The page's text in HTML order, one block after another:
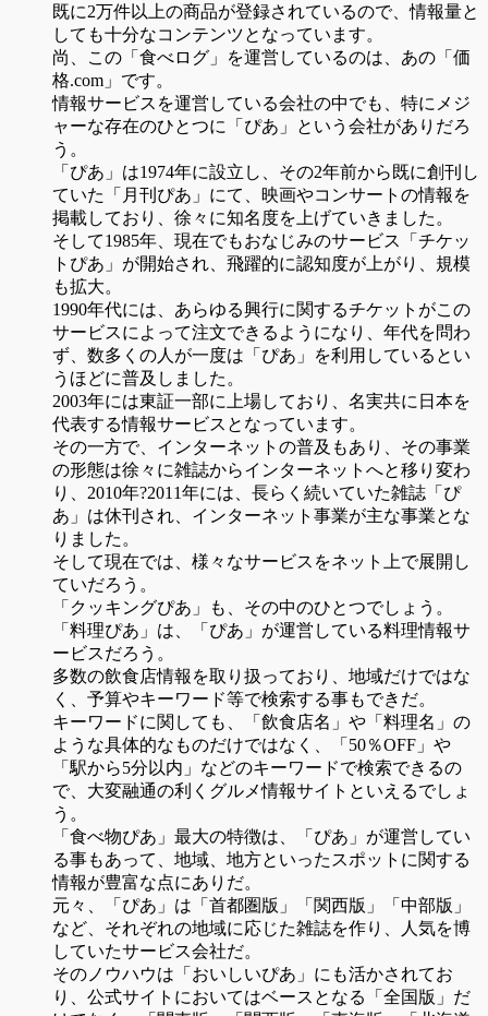
既に2万件以上の商品が登録されているので、情報量と
しても十分なコンテンツとなっています。
尚、この「食べログ」を運営しているのは、あの「価
格.com」です。
情報サービスを運営している会社の中でも、特にメジ
ャーな存在のひとつに「ぴあ」という会社がありだろ
う。
「ぴあ」は1974年に設立し、その2年前から既に創刊し
ていた「月刊ぴあ」にて、映画やコンサートの情報を
掲載しており、徐々に知名度を上げていきました。
そして1985年、現在でもおなじみのサービス「チケッ
トぴあ」が開始され、飛躍的に認知度が上がり、規模
も拡大。
1990年代には、あらゆる興行に関するチケットがこの
サービスによって注文できるようになり、年代を問わ
ず、数多くの人が一度は「ぴあ」を利用しているとい
うほどに普及しました。
2003年には東証一部に上場しており、名実共に日本を
代表する情報サービスとなっています。
その一方で、インターネットの普及もあり、その事業
の形態は徐々に雑誌からインターネットへと移り変わ
り、2010年?2011年には、長らく続いていた雑誌「ぴ
あ」は休刊され、インターネット事業が主な事業とな
りました。
そして現在では、様々なサービスをネット上で展開し
ていだろう。
「クッキングぴあ」も、その中のひとつでしょう。
「料理ぴあ」は、「ぴあ」が運営している料理情報サ
ービスだろう。
多数の飲食店情報を取り扱っており、地域だけではな
く、予算やキーワード等で検索する事もできだ。
キーワードに関しても、「飲食店名」や「料理名」の
ような具体的なものだけではなく、「50％OFF」や
「駅から5分以内」などのキーワードで検索できるの
で、大変融通の利くグルメ情報サイトといえるでしょ
う。
「食べ物ぴあ」最大の特徴は、「ぴあ」が運営してい
る事もあって、地域、地方といったスポットに関する
情報が豊富な点にありだ。
元々、「ぴあ」は「首都圏版」「関西版」「中部版」
など、それぞれの地域に応じた雑誌を作り、人気を博
していたサービス会社だ。
そのノウハウは「おいしいぴあ」にも活かされてお
り、公式サイトにおいてはベースとなる「全国版」だ